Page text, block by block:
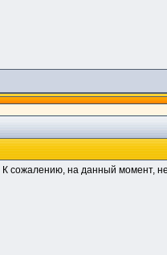
сожалению, на данный момент,